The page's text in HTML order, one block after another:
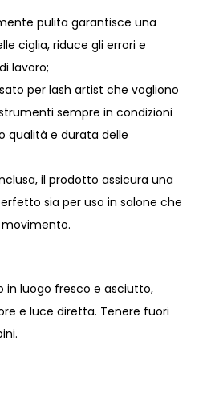
pulita garantisce una
ciglia, riduce gli errori e
lavoro;
per lash artist che vogliono
sempre in condizioni
qualità e durata delle
il prodotto assicura una
sia per uso in salone che
in luogo fresco e asciutto,
e luce diretta. Tenere fuori